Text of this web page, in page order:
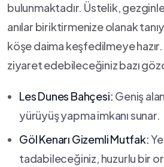
bulunmaktadır. Üstelik,
anılar biriktirmenize olanak
köşe daima keşfedilmeye
ziyaret edebileceğiniz‍ bazı⁤
Les‍ Dunes‌ Bahçesi: Geniş
yürüyüş yapma imkanı ‍sunar.
Göl Kenarı Gizemli ⁢Mutfak:
tadabileceğiniz, huzurlu ⁤bir